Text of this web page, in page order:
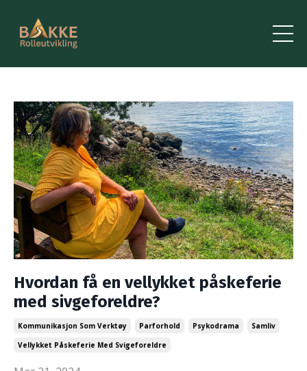
Hvordan få en vellykket påskeferie
med sivgeforeldre?
Kommunikasjon Som Verktøy Parforhold Psykodrama
Samliv
Vellykket Påskeferie Med Svigeforeldre